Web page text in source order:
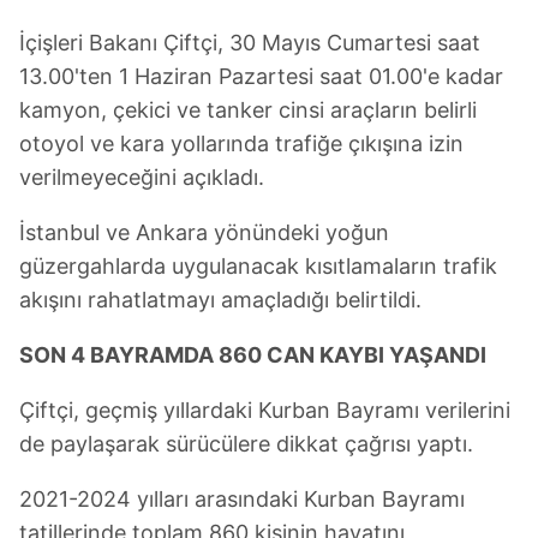
İçişleri Bakanı Çiftçi, 30 Mayıs Cumartesi saat
13.00'ten 1 Haziran Pazartesi saat 01.00'e kadar
kamyon, çekici ve tanker cinsi araçların belirli
otoyol ve kara yollarında trafiğe çıkışına izin
verilmeyeceğini açıkladı.
İstanbul ve Ankara yönündeki yoğun
güzergahlarda uygulanacak kısıtlamaların trafik
akışını rahatlatmayı amaçladığı belirtildi.
SON 4 BAYRAMDA 860 CAN KAYBI YAŞANDI
Çiftçi, geçmiş yıllardaki Kurban Bayramı verilerini
de paylaşarak sürücülere dikkat çağrısı yaptı.
2021-2024 yılları arasındaki Kurban Bayramı